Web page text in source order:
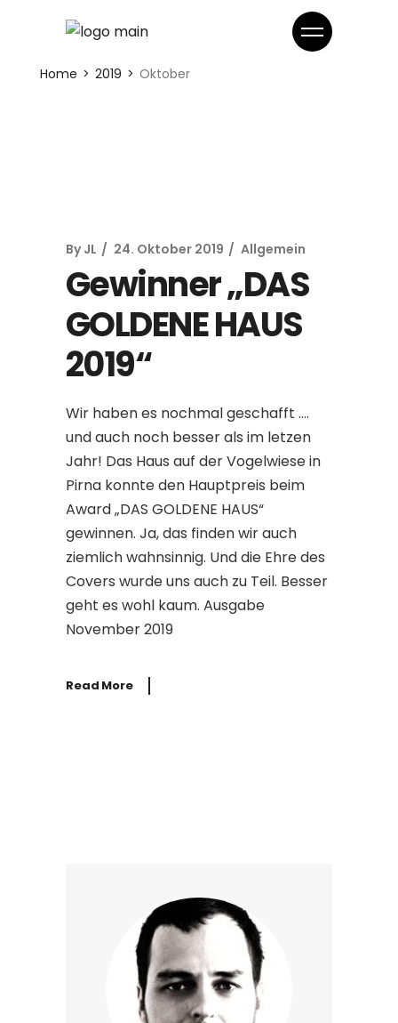
Home 2019 Oktober
By JL 24. Oktober 2019 Allgemein
Gewinner „DAS
GOLDENE HAUS
2019“
Wir haben es nochmal geschafft ….
und auch noch besser als im letzen
Jahr! Das Haus auf der Vogelwiese in
Pirna konnte den Hauptpreis beim
Award „DAS GOLDENE HAUS“
gewinnen. Ja, das finden wir auch
ziemlich wahnsinnig. Und die Ehre des
Covers wurde uns auch zu Teil. Besser
geht es wohl kaum. Ausgabe
November 2019
Read More